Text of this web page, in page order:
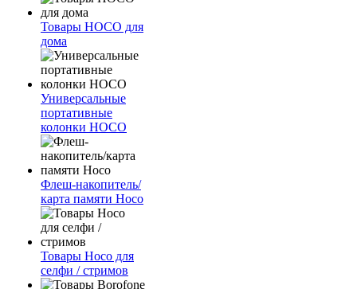
Товары HOCO для
дома
Универсальные
портативные
колонки HOCO
Флеш-накопитель/
карта памяти Hoco
Товары Hoco для
селфи / стримов